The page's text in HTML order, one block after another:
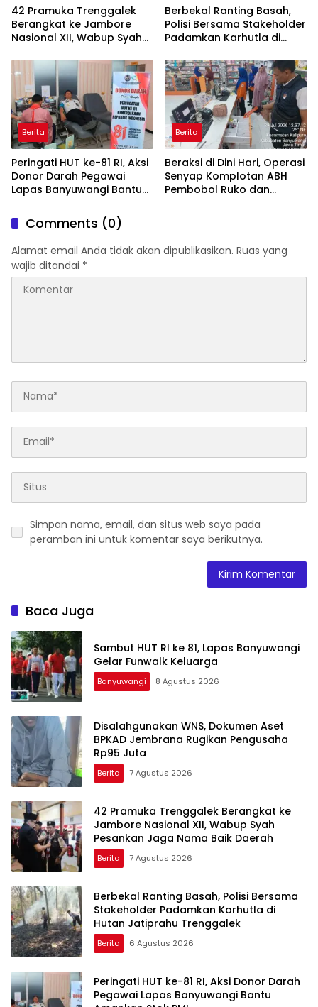
42 Pramuka Trenggalek
Berangkat ke Jambore
Nasional XII, Wabup Syah
Daerah
Berbekal Ranting Basah,
Polisi Bersama Stakeholder
Padamkan Karhutla di
Trenggalek
Berita
Peringati HUT ke-81 RI, Aksi
Donor Darah Pegawai
Lapas Banyuwangi Bantu
Berita
Beraksi di Dini Hari, Operasi
Senyap Komplotan ABH
Pembobol Ruko dan
Comments (0)
Alamat email Anda tidak akan dipublikasikan. Ruas yang
wajib ditandai *
Simpan nama, email, dan situs web saya pada
peramban ini untuk komentar saya berikutnya.
Baca Juga
Sambut HUT RI ke 81, Lapas Banyuwangi
Gelar Funwalk Keluarga
Banyuwangi 8 Agustus 2026
Disalahgunakan WNS, Dokumen Aset
BPKAD Jembrana Rugikan Pengusaha
Rp95 Juta
Berita 7 Agustus 2026
42 Pramuka Trenggalek Berangkat ke
Jambore Nasional XII, Wabup Syah
Pesankan Jaga Nama Baik Daerah
Berita 7 Agustus 2026
Berbekal Ranting Basah, Polisi Bersama
Stakeholder Padamkan Karhutla di
Hutan Jatiprahu Trenggalek
Berita 6 Agustus 2026
Peringati HUT ke-81 RI, Aksi Donor Darah
Pegawai Lapas Banyuwangi Bantu